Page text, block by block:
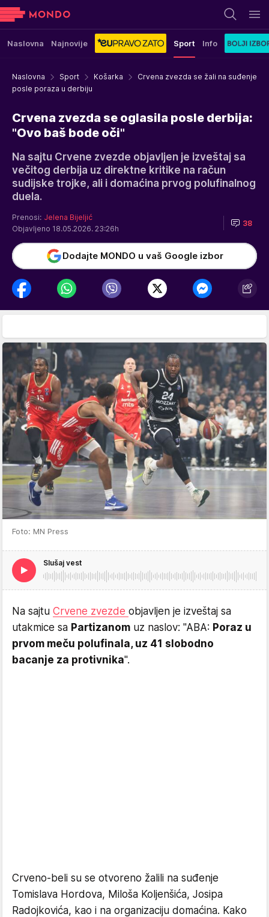
Naslovna Najnovije Sport Info
Naslovna Sport Košarka
Crvena zvezda se žali na suđenje
posle poraza u derbiju
Crvena zvezda se oglasila posle derbija:
"Ovo baš bode oči"
Na sajtu Crvene zvezde objavljen je izveštaj sa
večitog derbija uz direktne kritike na račun
sudijske trojke, ali i domaćina prvog polufinalnog
duela.
Prenosi: Jelena Bijeljić
Objavljeno 18.05.2026. 23:26h
38
Dodajte MONDO u vaš Google izbor
Foto: MN Press
Slušaj vest
Na sajtu Crvene zvezde objavljen je izveštaj sa
utakmice sa Partizanom uz naslov: "ABA: Poraz u
prvom meču polufinala, uz 41 slobodno
bacanje za protivnika".
Crveno-beli su se otvoreno žalili na suđenje
Tomislava Hordova, Miloša Koljenšića, Josipa
Radojkovića, kao i na organizaciju domaćina. Kako